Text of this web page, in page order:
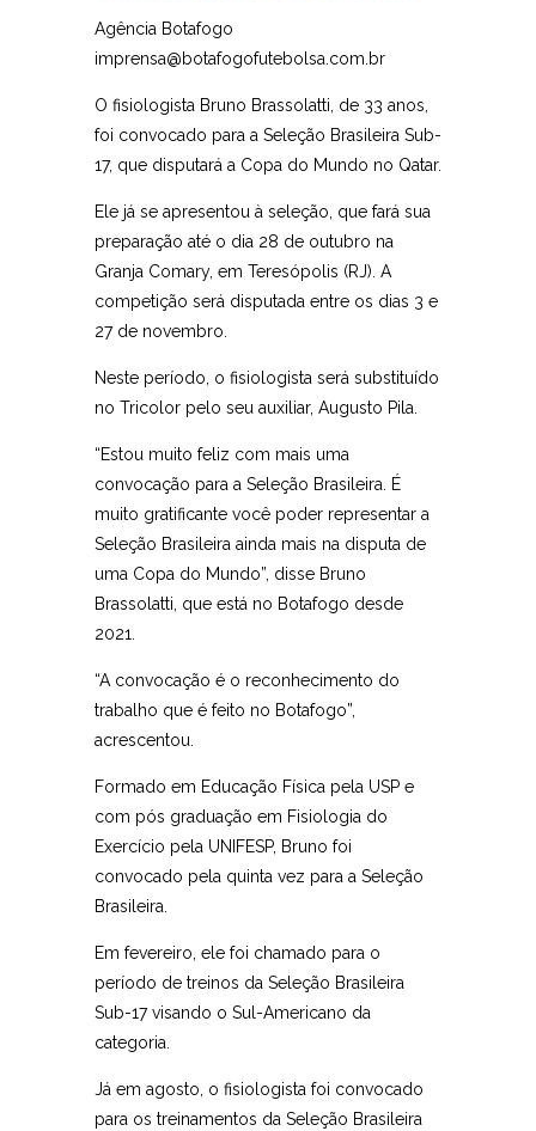
Agência Botafogo
imprensa@botafogofutebolsa.com.br
O fisiologista Bruno Brassolatti, de 33 anos,
foi convocado para a Seleção Brasileira Sub-
17, que disputará a Copa do Mundo no Qatar.
Ele já se apresentou à seleção, que fará sua
preparação até o dia 28 de outubro na
Granja Comary, em Teresópolis (RJ). A
competição será disputada entre os dias 3 e
27 de novembro.
Neste período, o fisiologista será substituído
no Tricolor pelo seu auxiliar, Augusto Pila.
“Estou muito feliz com mais uma
convocação para a Seleção Brasileira. É
muito gratificante você poder representar a
Seleção Brasileira ainda mais na disputa de
uma Copa do Mundo”, disse Bruno
Brassolatti, que está no Botafogo desde
2021.
“A convocação é o reconhecimento do
trabalho que é feito no Botafogo”,
acrescentou.
Formado em Educação Física pela USP e
com pós graduação em Fisiologia do
Exercício pela UNIFESP, Bruno foi
convocado pela quinta vez para a Seleção
Brasileira.
Em fevereiro, ele foi chamado para o
período de treinos da Seleção Brasileira
Sub-17 visando o Sul-Americano da
categoria.
Já em agosto, o fisiologista foi convocado
para os treinamentos da Seleção Brasileira